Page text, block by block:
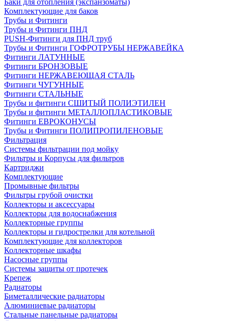
Баки для отопления (экспанзоматы)
Комплектующие для баков
Трубы и Фитинги
Трубы и Фитинги ПНД
PUSH-Фитинги для ПНД труб
Трубы и Фитинги ГОФРОТРУБЫ НЕРЖАВЕЙКА
Фитинги ЛАТУННЫЕ
Фитинги БРОНЗОВЫЕ
Фитинги НЕРЖАВЕЮЩАЯ СТАЛЬ
Фитинги ЧУГУННЫЕ
Фитинги СТАЛЬНЫЕ
Трубы и фитинги СШИТЫЙ ПОЛИЭТИЛЕН
Трубы и фитинги МЕТАЛЛОПЛАСТИКОВЫЕ
Фитинги ЕВРОКОНУСЫ
Трубы и Фитинги ПОЛИПРОПИЛЕНОВЫЕ
Фильтрация
Системы фильтрации под мойку
Фильтры и Корпусы для фильтров
Картриджи
Комплектующие
Промывные фильтры
Фильтры грубой очистки
Коллекторы и аксессуары
Коллекторы для водоснабжения
Коллекторные группы
Коллекторы и гидрострелки для котельной
Комплектующие для коллекторов
Коллекторные шкафы
Насосные группы
Системы защиты от протечек
Крепеж
Радиаторы
Биметаллические радиаторы
Алюминиевые радиаторы
Стальные панельные радиаторы